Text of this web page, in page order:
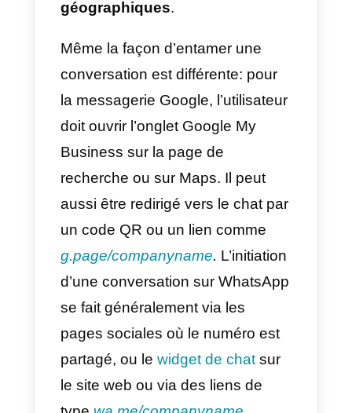
Messages de Google My
Business: voici comment
les activer
Méthode 1
1) Dans la recherche Google,
recherchezmon entreprise.
2) Appuyez sur Clients–
> Messages.
Astuce : Sur votre ordinateur, à
l’aide de la recherche Google,